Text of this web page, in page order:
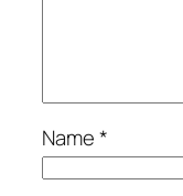
Name*